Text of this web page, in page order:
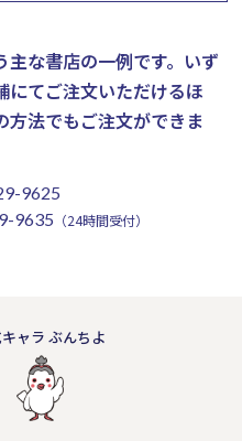
な書店の一例です。 いず
にてご注文いただけるほ
方法でもご注文ができま
9625
9635 （24時間受付）
ャラ ぶんちよ